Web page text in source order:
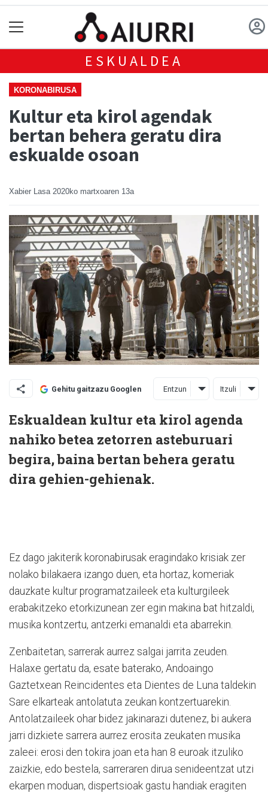
ESKUALDEA
KORONABIRUSA
Kultur eta kirol agendak
bertan behera geratu dira
eskualde osoan
Xabier Lasa 2020ko martxoaren 13a
Gehitu gaitzazu Googlen Entzun Itzuli
Eskualdean kultur eta kirol agenda
nahiko betea zetorren asteburuari
begira, baina bertan behera geratu
dira gehien-gehienak.
Ez dago jakiterik koronabirusak eragindako krisiak zer
nolako bilakaera izango duen, eta hortaz, komeriak
dauzkate kultur programatzaileek eta kulturgileek
erabakitzeko etorkizunean zer egin makina bat hitzaldi,
musika kontzertu, antzerki emanaldi eta abarrekin.
Zenbaitetan, sarrerak aurrez salgai jarrita zeuden.
Halaxe gertatu da, esate baterako, Andoaingo
Gaztetxean Reincidentes eta Dientes de Luna taldekin
Sare elkarteak antolatuta zeukan kontzertuarekin.
Antolatzaileek ohar bidez jakinarazi dutenez, bi aukera
jarri dizkiete sarrera aurrez erosita zeukaten musika
zaleei: erosi den tokira joan eta han 8 euroak itzuliko
zaizkie, edo bestela, sarreraren dirua senideentzat utzi
ekarpen moduan, dispertsioak gastu handiak eragiten